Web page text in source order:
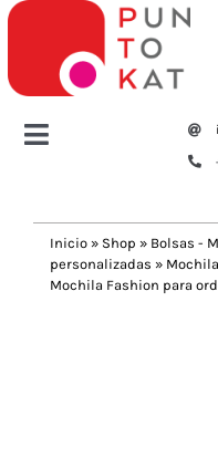
Saltar
contenido
Toggle
Tazas y botellas
Inicio » Shop » Bolsas -
personalizadas »
Mochila Fashion para